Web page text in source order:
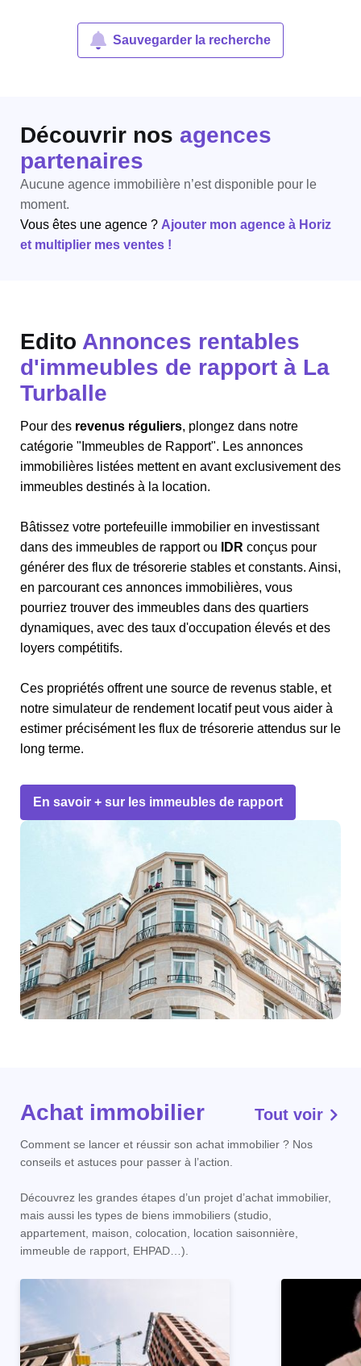
Sauvegarder la recherche
Découvrir nos agences
partenaires
Aucune agence immobilière n’est disponible pour le
moment.
Vous êtes une agence ? Ajouter mon agence à Horiz
et multiplier mes ventes !
Edito Annonces rentables
d'immeubles de rapport à La
Turballe
Pour des revenus réguliers, plongez dans notre
catégorie "Immeubles de Rapport". Les annonces
immobilières listées mettent en avant exclusivement des
immeubles destinés à la location.
Bâtissez votre portefeuille immobilier en investissant
dans des immeubles de rapport ou
IDR conçus pour
générer des flux de trésorerie stables et constants. Ainsi,
en parcourant ces annonces immobilières, vous
pourriez trouver des immeubles dans des quartiers
dynamiques, avec des taux d'occupation élevés et des
loyers compétitifs.
Ces propriétés offrent une source de revenus stable, et
notre simulateur de rendement locatif peut vous aider à
estimer précisément les flux de trésorerie attendus sur le
long terme.
En savoir + sur les immeubles de rapport
Achat immobilier Tout voir
Comment se lancer et réussir son achat immobilier ? Nos
conseils et astuces pour passer à l’action.
Découvrez les grandes étapes d’un projet d’achat immobilier,
mais aussi les types de biens immobiliers (studio,
appartement, maison, colocation, location saisonnière,
immeuble de rapport, EHPAD…).